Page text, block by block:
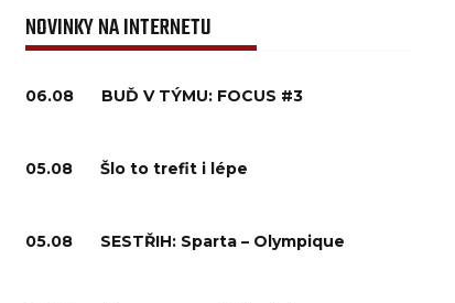
NOVINKY NA INTERNETU
06.08 BUĎ V TÝMU: FOCUS #3
05.08 Šlo to trefit i lépe
05.08 SESTŘIH: Sparta – Olympique